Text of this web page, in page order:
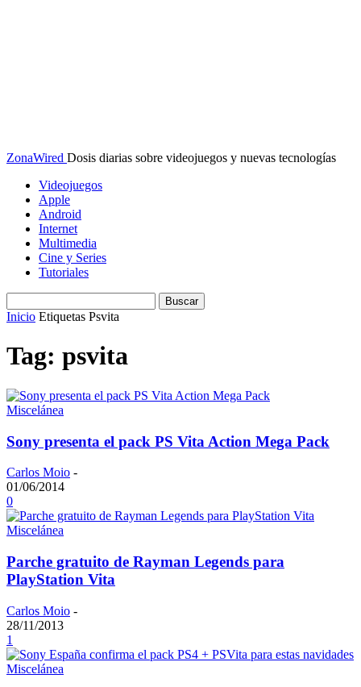
ZonaWired Dosis diarias sobre videojuegos y nuevas tecnologías
Videojuegos
Apple
Android
Internet
Multimedia
Cine y Series
Tutoriales
Inicio Etiquetas Psvita
Tag: psvita
Miscelánea
Sony presenta el pack PS Vita Action Mega Pack
Carlos Moio -
01/06/2014
0
Miscelánea
Parche gratuito de Rayman Legends para
PlayStation Vita
Carlos Moio -
28/11/2013
1
Miscelánea